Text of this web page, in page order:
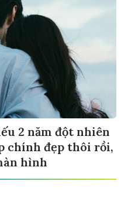
2 năm đột nhiên
chính đẹp thôi rồi,
hình